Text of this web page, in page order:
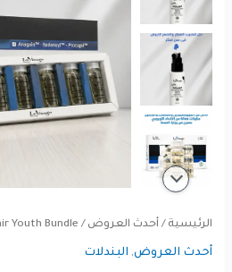
الرئيسية / أحدث العروض / Hair Youth Bundle
أحدث العروض, البندلات